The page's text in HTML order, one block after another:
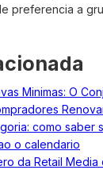
preferencia a
Minimas: O
como saber
o calendario
da Retail